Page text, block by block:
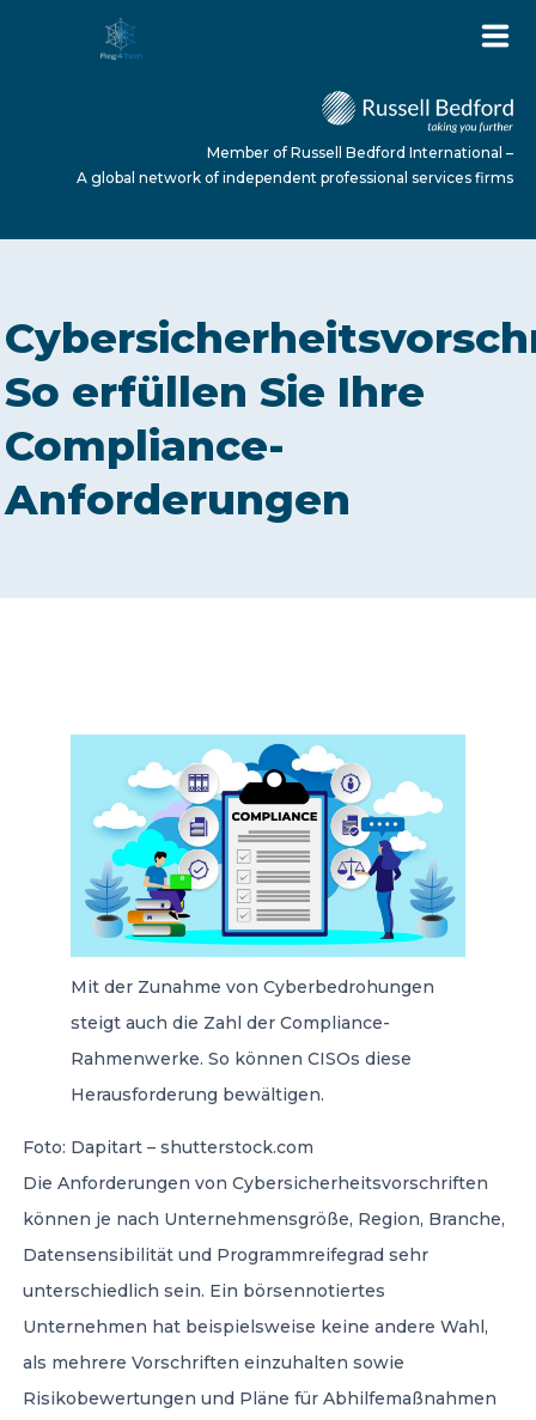
ABOUT US
SERVICES
NEWS
Member of Russell Bedford International –
A global network of independent professional
services firms
Member of Russell Bedford International –
A global network of independent professional services firms
So erfüllen Sie Ihre
Compliance-
Anforderungen
Mit der Zunahme von Cyberbedrohungen
steigt auch die Zahl der Compliance-
Rahmenwerke. So können CISOs diese
Herausforderung bewältigen.
Foto: Dapitart – shutterstock.com
Die Anforderungen von Cybersicherheitsvorschriften
können je nach Unternehmensgröße, Region, Branche,
Datensensibilität und Programmreifegrad sehr
unterschiedlich sein. Ein börsennotiertes
Unternehmen hat beispielsweise keine andere Wahl,
als mehrere Vorschriften einzuhalten sowie
Risikobewertungen und Pläne für Abhilfemaßnahmen